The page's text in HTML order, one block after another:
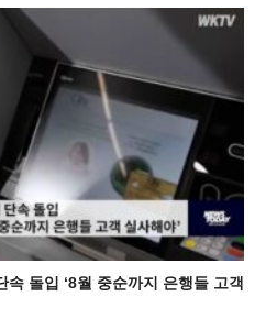
돌입 ‘8월 중순까지 은행들 고객